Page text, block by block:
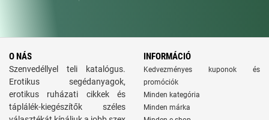
O NÁS
Szenvedéllyel teli katalógus.
Erotikus segédanyagok,
erotikus ruházati cikkek és
táplálék-kiegészítők széles
INFORMÁCIÓ
Kedvezményes kuponok és
promóciók
Minden kategória
Minden márka